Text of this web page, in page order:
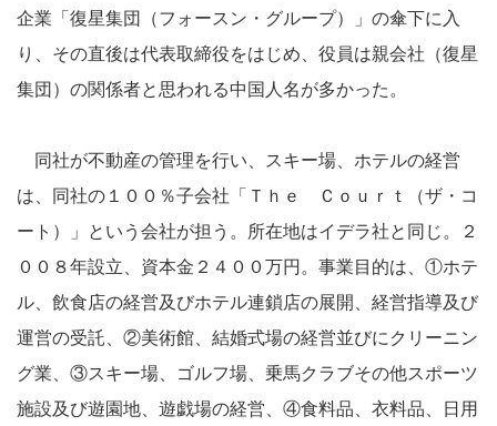
企業「復星集団（フォースン・グループ）」の傘下に入
り、その直後は代表取締役をはじめ、役員は親会社（復星
集団）の関係者と思われる中国人名が多かった。
同社が不動産の管理を行い、スキー場、ホテルの経営
は、同社の１００％子会社「Ｔｈｅ Ｃｏｕｒｔ（ザ・コ
ート）」という会社が担う。所在地はイデラ社と同じ。２
００８年設立、資本金２４００万円。事業目的は、①ホテ
ル、飲食店の経営及びホテル連鎖店の展開、経営指導及び
運営の受託、②美術館、結婚式場の経営並びにクリーニン
グ業、③スキー場、ゴルフ場、乗馬クラブその他スポーツ
施設及び遊園地、遊戯場の経営、④食料品、衣料品、日用